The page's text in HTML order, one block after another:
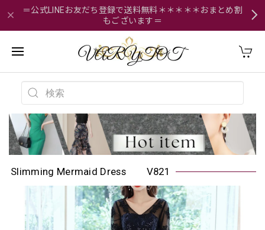
＝公式LINEお友だち登録で送料無料＊＊＊＊＊おまとめ割
もございます＝
Slimming Mermaid Dress V821